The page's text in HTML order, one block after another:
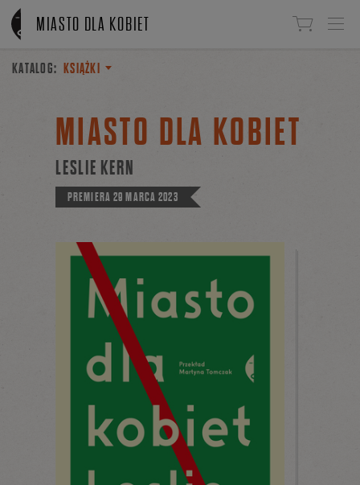
Linki do przejścia
MIASTO DLA KOBIET
KATALOG: KSIĄŻKI
MIASTO DLA KOBIET
LESLIE KERN
PREMIERA29 MARCA 2023